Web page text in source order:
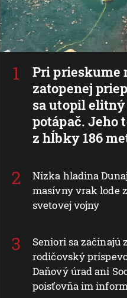
Pri prieskume
zatopenej
sa utopil
potápač. Jeho
z hĺbky 186
Nízka hladina
masívny vrak lode
svetovej vojny
Seniori sa začínajú
rodičovský
Daňový úrad ani
poisťovňa im